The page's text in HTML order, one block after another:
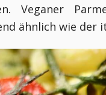
Veganer
ähnlich wie der